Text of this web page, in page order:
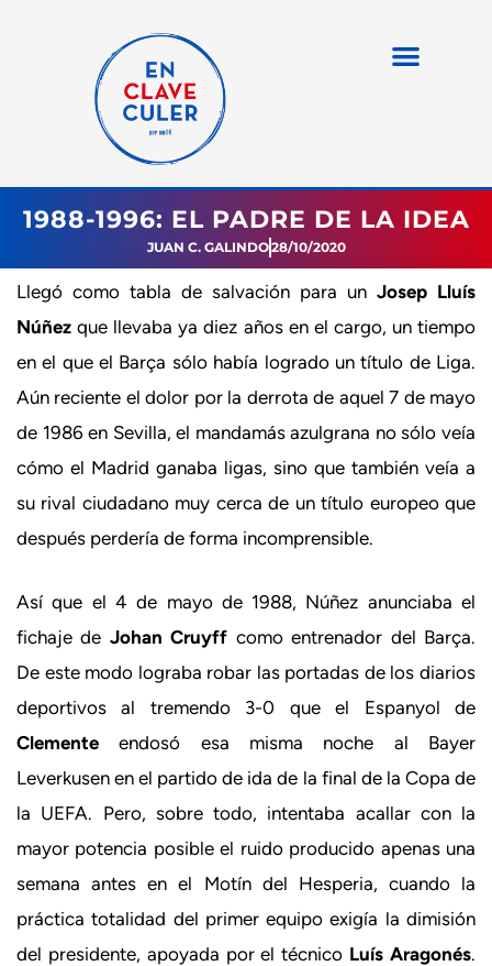
1988-1996: EL PADRE DE LA IDEA
JUAN C. GALINDO28/10/2020
Llegó como tabla de salvación para un Josep Lluís
Núñez que llevaba ya diez años en el cargo, un tiempo
en el que el Barça sólo había logrado un título de Liga.
Aún reciente el dolor por la derrota de aquel 7 de mayo
de 1986 en Sevilla, el mandamás azulgrana no sólo veía
cómo el Madrid ganaba ligas, sino que también veía a
su rival ciudadano muy cerca de un título europeo que
después perdería de forma incomprensible.
Así que el 4 de mayo de 1988, Núñez anunciaba el
fichaje de Johan Cruyff como entrenador del Barça.
De este modo lograba robar las portadas de los diarios
deportivos al tremendo 3-0 que el Espanyol de
Clemente endosó esa misma noche al Bayer
Leverkusen en el partido de ida de la final de la Copa de
la UEFA. Pero, sobre todo, intentaba acallar con la
mayor potencia posible el ruido producido apenas una
semana antes en el Motín del Hesperia, cuando la
práctica totalidad del primer equipo exigía la dimisión
del presidente, apoyada por el técnico Luís Aragonés.